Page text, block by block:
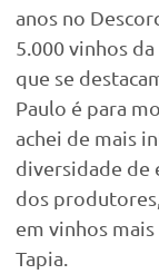
anos no
5.000 vinhos
que se
Paulo é para
achei de mais
diversidade de
dos
em vinhos
Tapia.